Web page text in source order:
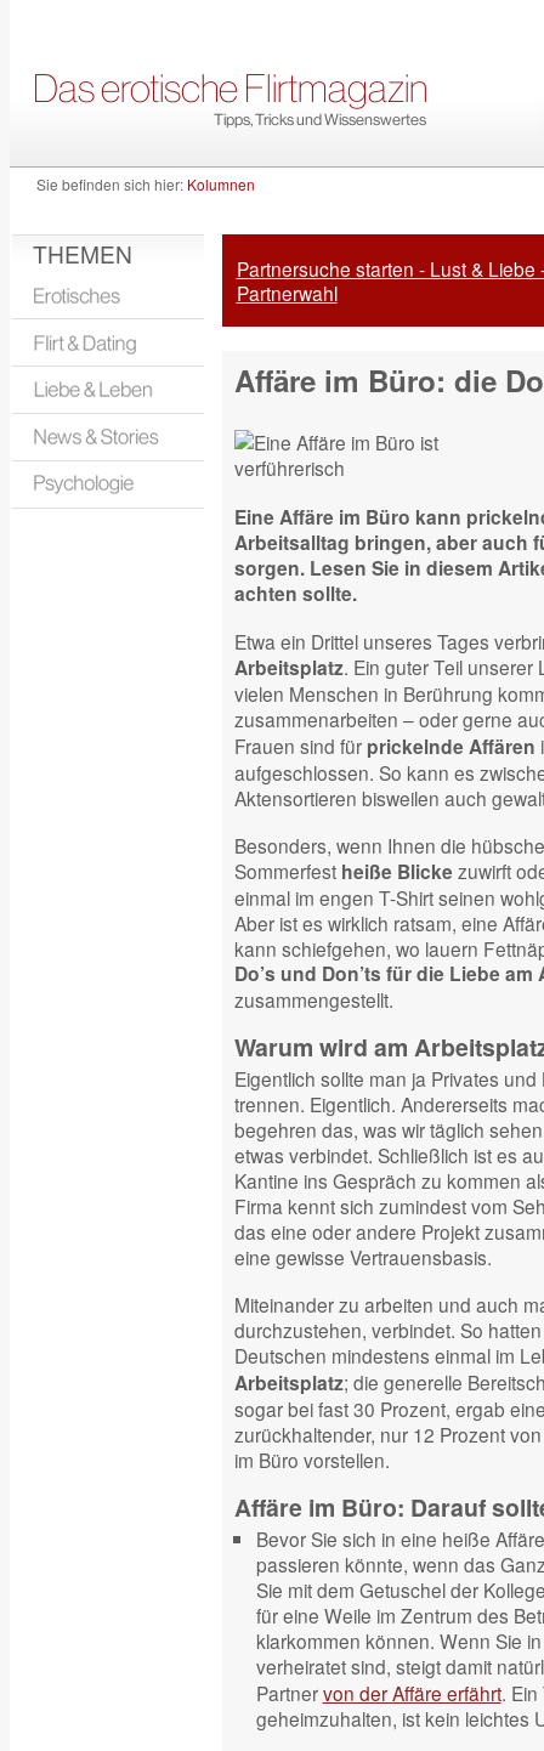
Sie befinden sich hier: Kolumnen
THEMEN
Partnersuche starten - Lust & Liebe
Partnerwahl
Affäre im Büro: die
Eine Affäre im Büro kann
Arbeitsalltag bringen, aber auch
sorgen. Lesen Sie in diesem
achten sollte.
Etwa ein Drittel unseres Tages
Arbeitsplatz. Ein guter Teil unserer
vielen Menschen in Berührung
zusammenarbeiten – oder gerne
Frauen sind für prickelnde Affären
aufgeschlossen. So kann es
Aktensortieren bisweilen auch
Besonders, wenn Ihnen die
Sommerfest heiße Blicke zuwirft
einmal im engen T-Shirt seinen
Aber ist es wirklich ratsam, eine
kann schiefgehen, wo lauern
Do’s und Don’ts für die Liebe
zusammengestellt.
Warum wird am
Eigentlich sollte man ja Privates
trennen. Eigentlich. Andererseits
begehren das, was wir täglich
etwas verbindet. Schließlich ist es
Kantine ins Gespräch zu kommen
Firma kennt sich zumindest vom
das eine oder andere Projekt
eine gewisse Vertrauensbasis.
Miteinander zu arbeiten und auch
durchzustehen, verbindet. So
Deutschen mindestens einmal im
Arbeitsplatz; die generelle
sogar bei fast 30 Prozent, ergab
zurückhaltender, nur 12 Prozent
im Büro vorstellen.
Affäre im Büro: Darauf
Bevor Sie sich in eine heiße
passieren könnte, wenn das
Sie mit dem Getuschel der
für eine Weile im Zentrum des
klarkommen können. Wenn Sie
verheiratet sind, steigt damit
Partnervon der Affäre erfährt. Ein
geheimzuhalten, ist kein leichtes